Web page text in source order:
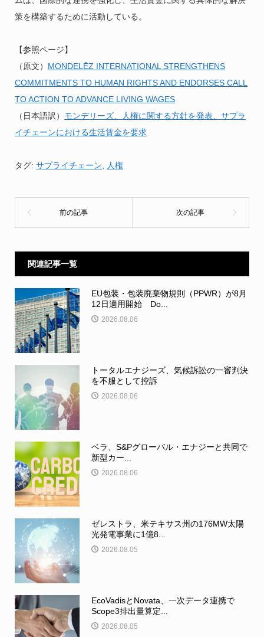
策を構築するために活動している。
【参照ページ】
（原文） MONDELĒZ INTERNATIONAL STRENGTHENS
COMMITMENTS TO HUMAN RIGHTS AND ENDORSES CALL
TO ACTION TO ADVANCE LIVING WAGES
（日本語訳） モンデリーズ、人権に関する方針を発表、サプラ
イチェーンにおける生活賃金を要求
タグ: サプライチェーン 人権
関連記事一覧
EU包装・包装廃棄物規則（PPWR）が8月
12日適用開始 Do...
2026.08.06
トータルエナジーズ、気候訴訟の一審判決
を不服として控訴
2026.08.06
ベラ、S&Pグローバル・エナジーと共同で
新型カー...
2026.08.06
ゼレストラ、米テキサス州の176MW太陽
光発電事業に1億8...
2026.08.05
EcoVadisとNovata、一次データ連携で
Scope3排出量算定...
2026.08.05